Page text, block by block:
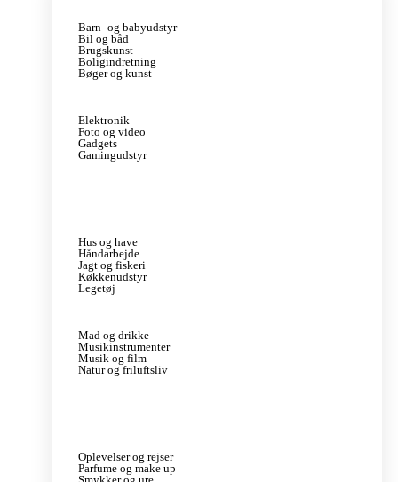
Barn- og babyudstyr
Bil og båd
Brugskunst
Boligindretning
Bøger og kunst
Elektronik
Foto og video
Gadgets
Gamingudstyr
Hus og have
Håndarbejde
Jagt og fiskeri
Køkkenudstyr
Legetøj
Mad og drikke
Musikinstrumenter
Musik og film
Natur og friluftsliv
Oplevelser og rejser
Parfume og make up